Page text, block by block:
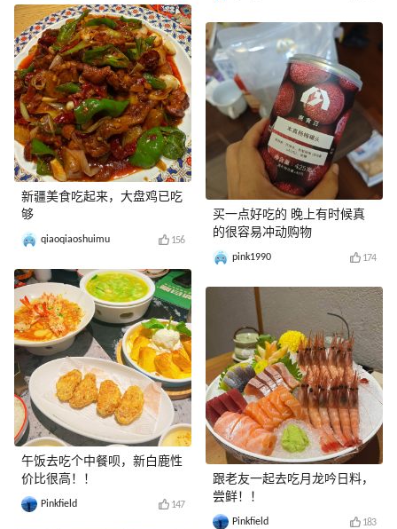
新疆美食吃起来，大盘鸡已吃
够
qiaoqiaoshuimu 156
午饭去吃个中餐呗，新白鹿性
价比很高！！
Pinkfield 147
买一点好吃的 晚上有时候真
的很容易冲动购物
pink1990 174
跟老友一起去吃月龙吟日料，
尝鲜！！
Pinkfield 183